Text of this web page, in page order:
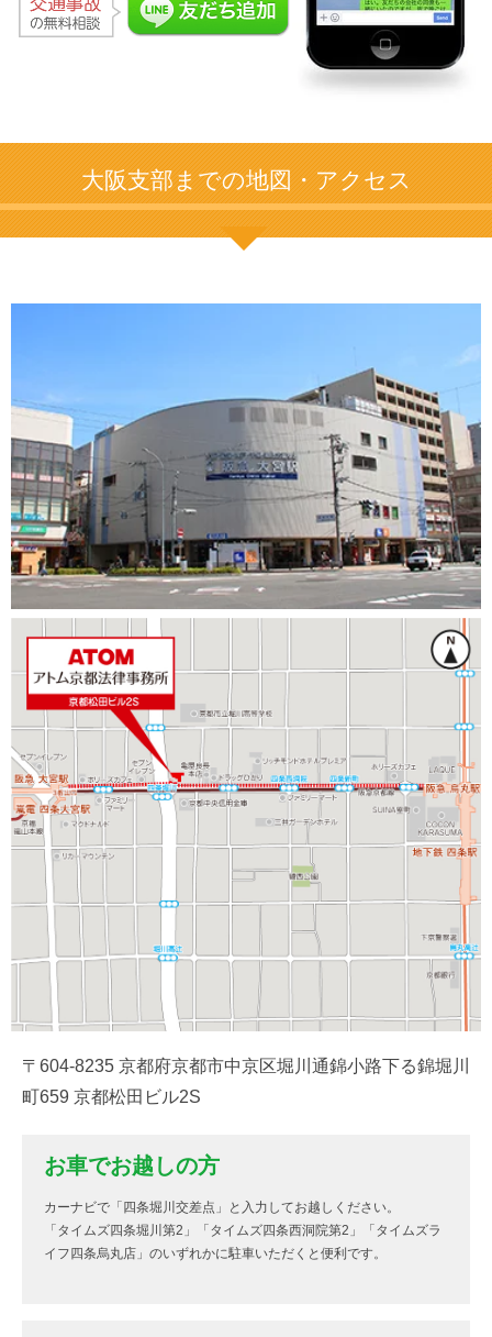
大阪支部までの地図・アクセス
〒604-8235 京都府京都市中京区堀川通錦小路下る錦堀川
町659 京都松田ビル2S
お車でお越しの方
カーナビで「四条堀川交差点」と入力してお越しください。
「タイムズ四条堀川第2」「タイムズ四条西洞院第2」「タイムズラ
イフ四条烏丸店」のいずれかに駐車いただくと便利です。